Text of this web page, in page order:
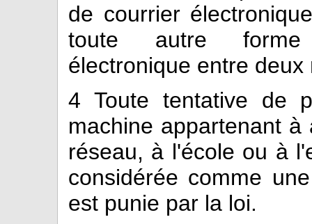
de courrier
toute autre forme
électronique entre deux
4 Toute tentative de
machine appartenant
réseau, à l'école ou à
considérée comme
est punie par la loi.